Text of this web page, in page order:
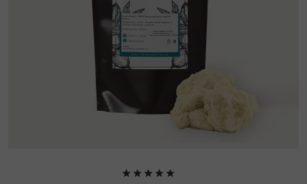
Průměrné